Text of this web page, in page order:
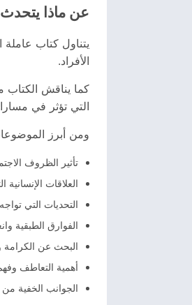
عن ماذا يتحدث
الأفراد.
كما يناقش الكتاب
التي تؤثر في
ومن أبرز
تأثير الظروف
العلاقات
التحديات التي
الفوارق الطبقية
البحث عن
أهمية التعاطف
الجوانب الخفية